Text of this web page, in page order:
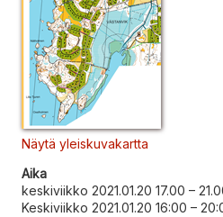
Näytä yleiskuvakartta
Aika
keskiviikko 2021.01.20 17.00 –
Keskiviikko 2021.01.20 16:00 –